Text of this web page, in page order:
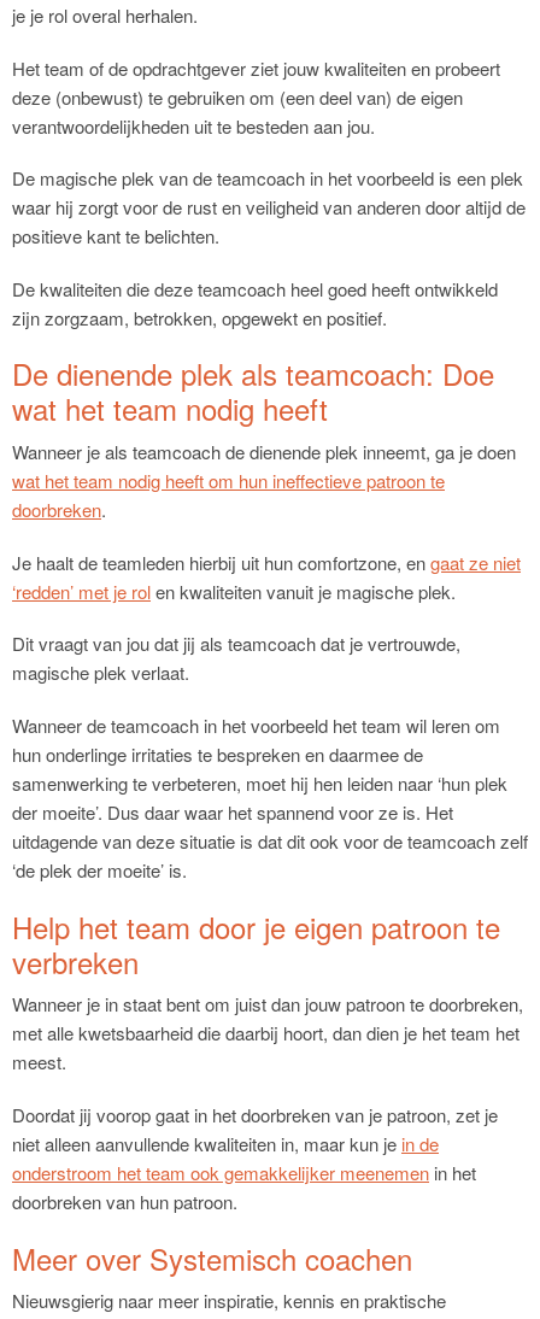
je je rol overal herhalen.
Het team of de opdrachtgever ziet jouw kwaliteiten en probeert
deze (onbewust) te gebruiken om (een deel van) de eigen
verantwoordelijkheden uit te besteden aan jou.
De magische plek van de teamcoach in het voorbeeld is een plek
waar hij zorgt voor de rust en veiligheid van anderen door altijd de
positieve kant te belichten.
De kwaliteiten die deze teamcoach heel goed heeft ontwikkeld
zijn zorgzaam, betrokken, opgewekt en positief.
De dienende plek als teamcoach: Doe
wat het team nodig heeft
Wanneer je als teamcoach de dienende plek inneemt, ga je doen
wat het team nodig heeft om hun ineffectieve patroon te
doorbreken.
Je haalt de teamleden hierbij uit hun comfortzone, engaat ze niet
‘redden’ met je rolen kwaliteiten vanuit je magische plek.
Dit vraagt van jou dat jij als teamcoach dat je vertrouwde,
magische plek verlaat.
Wanneer de teamcoach in het voorbeeld het team wil leren om
hun onderlinge irritaties te bespreken en daarmee de
samenwerking te verbeteren, moet hij hen leiden naar ‘hun plek
der moeite’. Dus daar waar het spannend voor ze is. Het
uitdagende van deze situatie is dat dit ook voor de teamcoach zelf
‘de plek der moeite’ is.
Help het team door je eigen patroon te
verbreken
Wanneer je in staat bent om juist dan jouw patroon te doorbreken,
met alle kwetsbaarheid die daarbij hoort, dan dien je het team het
meest.
Doordat jij voorop gaat in het doorbreken van je patroon, zet je
niet alleen aanvullende kwaliteiten in, maar kun je in de
onderstroom het team ook gemakkelijker meenemen in het
doorbreken van hun patroon.
Meer over Systemisch coachen
Nieuwsgierig naar meer inspiratie, kennis en praktische